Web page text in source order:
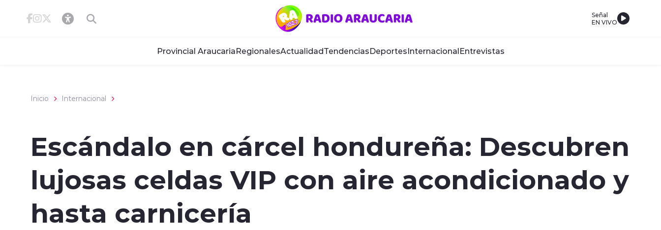
Señal
EN VIVO
Provincial AraucariaRegionalesActualidadTendenciasDeportesInternacionalEntrevistas
Inicio Internacional
Escándalo en cárcel hondureña: Descubren
lujosas celdas VIP con aire acondicionado y
hasta carnicería